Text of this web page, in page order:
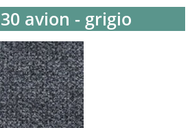
avion - grigio